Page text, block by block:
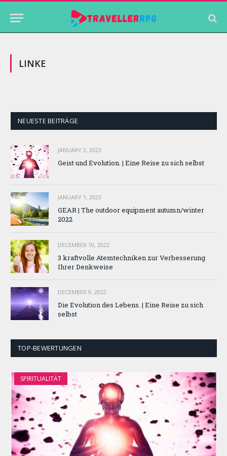
LINKE
NEUESTE BEITRÄGE
JANUARY 2, 2023
Geist und Evolution. | Eine Reise zu sich selbst
JANUARY 1, 2023
GEAR | The outdoor equipment autumn/winter
2022
DECEMBER 10, 2022
3 kraftvolle Atemtechniken zur Verbesserung
Ihrer Denkweise
DECEMBER 9, 2022
Die Evolution des Lebens. | Eine Reise zu sich
selbst
TOP-BEWERTUNGEN
SPIRITUALITÄT